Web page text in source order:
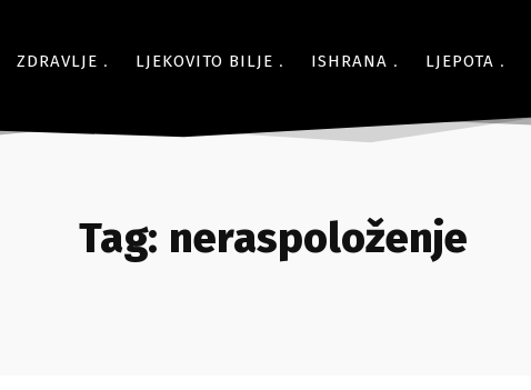
ZDRAVLJE LJEKOVITO BILJE ISHRANA LJEPOTA
Tag: neraspoloženje